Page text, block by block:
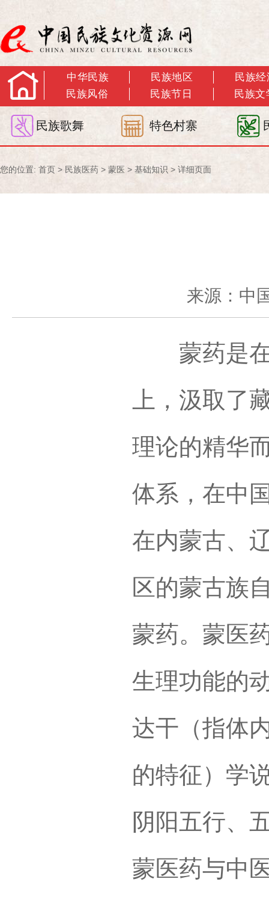
中华民族 民族地区
民族经
民族风俗
民族节日 民族文
民族歌舞 特色村寨
您的位置: 首页 > 民族医药 > 蒙医 > 基础知识 > 详细页面
来源：中
蒙药是在
上，汲取了
理论的精华
体系，在中
在内蒙古、
区的蒙古族
蒙药。蒙医
生理功能的
达干（指体
的特征）学
阴阳五行、
蒙医药与中